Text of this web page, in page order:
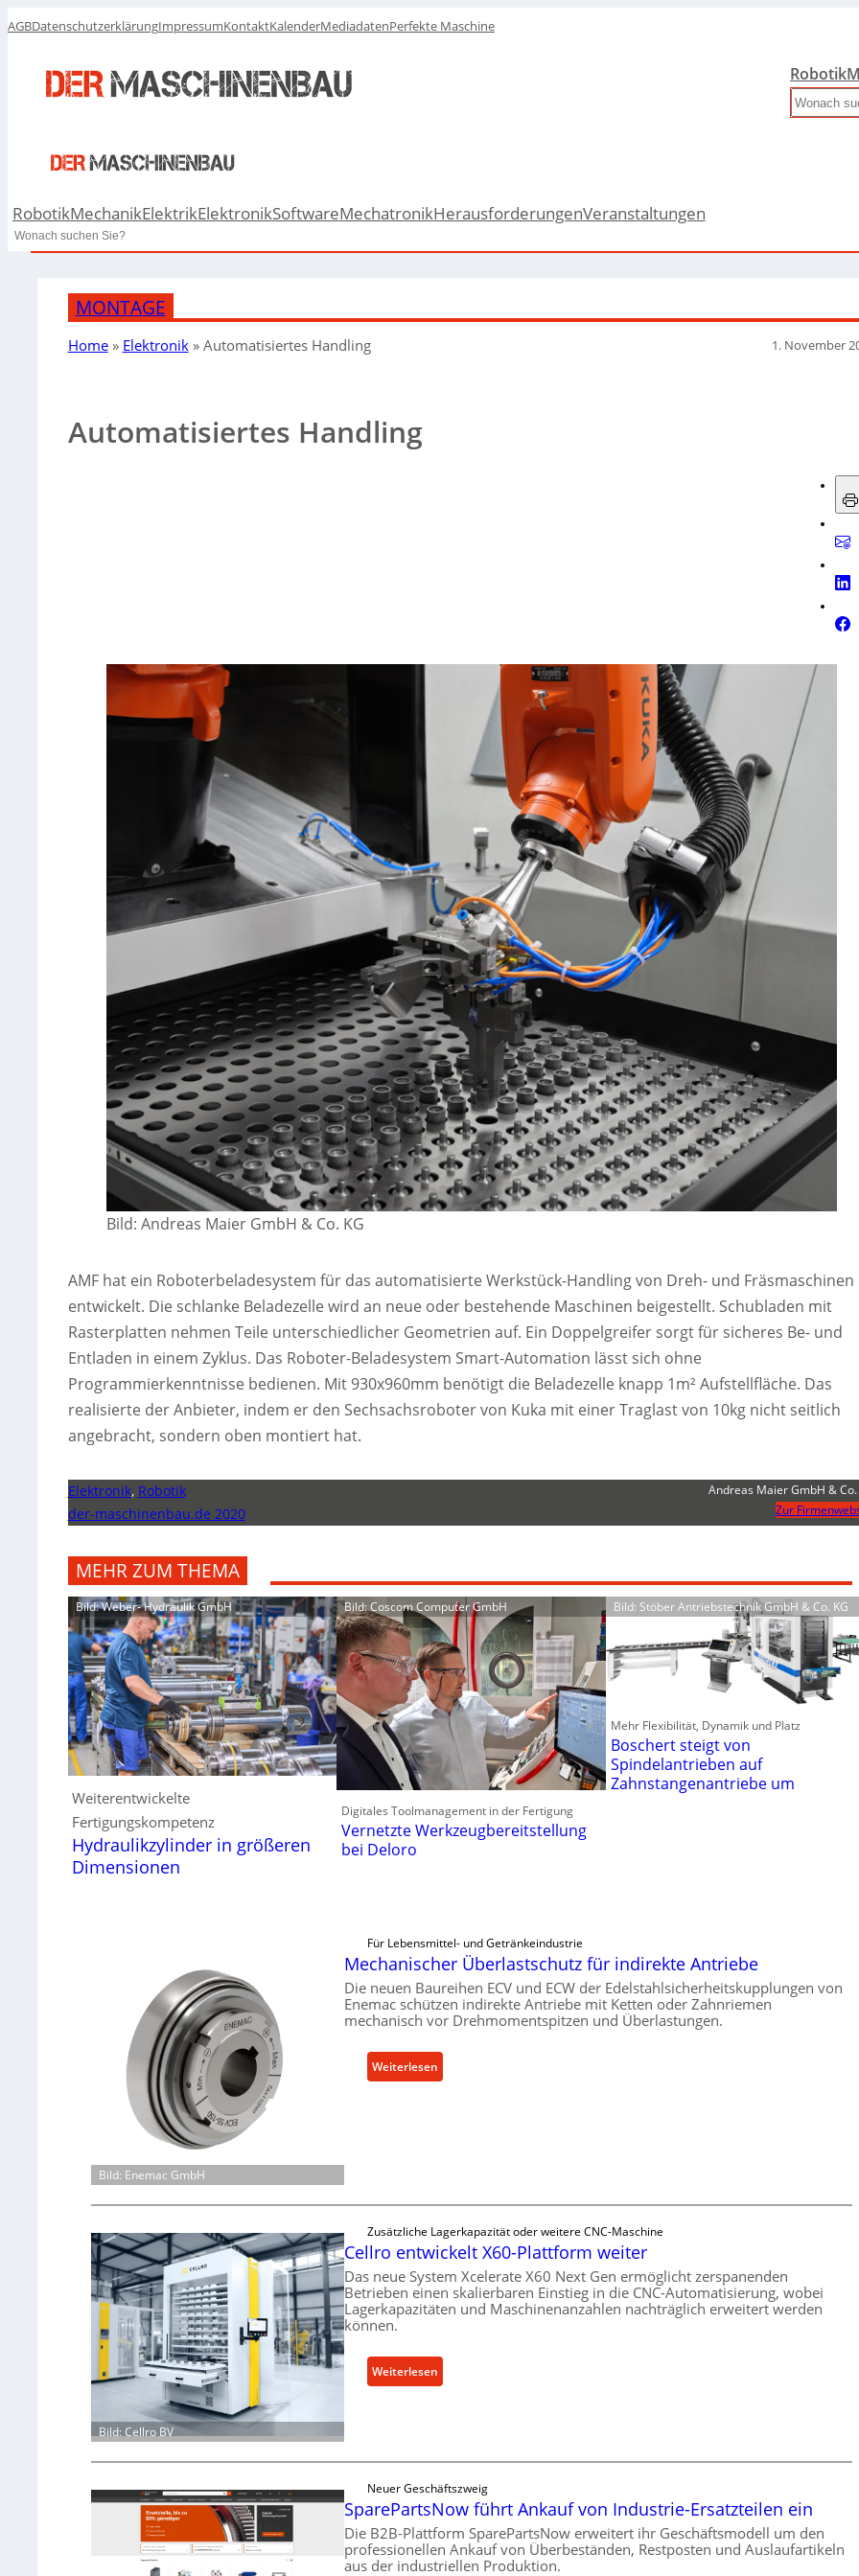
AGBDatenschutzerklärungImpressumKontaktKalenderMediadatenPerfekte Maschine
Robotik
Search
RobotikMechanikElektrikElektronikSoftwareMechatronikHerausforderungenVeranstaltungen
Search
MONTAGE
Home» Elektronik» Automatisiertes Handling 1. November
Automatisiertes Handling
Bild: Andreas Maier GmbH & Co. KG
AMF hat ein Roboterbeladesystem für das automatisierte Werkstück-Handling von Dreh- und Fräsmaschinen
entwickelt. Die schlanke Beladezelle wird an neue oder bestehende Maschinen beigestellt. Schubladen mit
Rasterplatten nehmen Teile unterschiedlicher Geometrien auf. Ein Doppelgreifer sorgt für sicheres Be- und
Entladen in einem Zyklus. Das Roboter-Beladesystem Smart-Automation lässt sich ohne
Programmierkenntnisse bedienen. Mit 930x960mm benötigt die Beladezelle knapp 1m² Aufstellfläche. Das
realisierte der Anbieter, indem er den Sechsachsroboter von Kuka mit einer Traglast von 10kg nicht seitlich
angebracht, sondern oben montiert hat.
Elektronik, Robotik
der-maschinenbau.de 2020
Andreas Maier GmbH & Co.
Zur
MEHR ZUM THEMA
Bild: Weber- Hydraulik GmbH
Weiterentwickelte
Fertigungskompetenz
Hydraulikzylinder in größeren
Dimensionen
Bild: Coscom Computer GmbH
Digitales Toolmanagement in der Fertigung
Vernetzte Werkzeugbereitstellung
bei Deloro
Bild: Stöber Antriebstechnik GmbH & Co. KG
Mehr Flexibilität, Dynamik und Platz
Boschert steigt von
Spindelantrieben auf
Zahnstangenantriebe um
Bild: Enemac GmbH
Für Lebensmittel- und Getränkeindustrie
Mechanischer Überlastschutz für indirekte Antriebe
Die neuen Baureihen ECV und ECW der Edelstahlsicherheitskupplungen von
Enemac schützen indirekte Antriebe mit Ketten oder Zahnriemen
mechanisch vor Drehmomentspitzen und Überlastungen.
Weiterlesen
M
i
s
c
e
r
r
t
s
c
h
u
t
Bild: Cellro BV
Zusätzliche Lagerkapazität oder weitere CNC-Maschine
Cellro entwickelt X60-Plattform weiter
Das neue System Xcelerate X60 Next Gen ermöglicht zerspanenden
Betrieben einen skalierbaren Einstieg in die CNC-Automatisierung, wobei
Lagerkapazitäten und Maschinenanzahlen nachträglich erweitert werden
können.
Weiterlesen
C
o
e
n
t
w
Neuer Geschäftszweig
SparePartsNow führt Ankauf von Industrie-Ersatzteilen ein
Die B2B-Plattform SparePartsNow erweitert ihr Geschäftsmodell um den
professionellen Ankauf von Überbeständen, Restposten und Auslaufartikeln
aus der industriellen Produktion.